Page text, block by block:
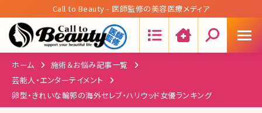
Call to Beauty - 医師監修の美容医療メディア
ホーム
施術＆お悩み記事一覧
芸能人・エンターテイメント
卵型・きれいな輪郭の海外セレブ・ハリウッド女優ランキング